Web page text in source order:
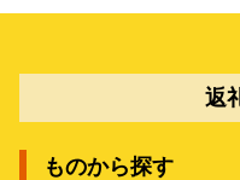
返
ものから探す